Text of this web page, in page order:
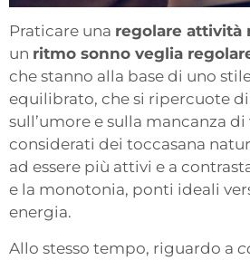
Praticare una regolare attività
un ritmo sonno veglia
che stanno alla base di uno
equilibrato, che si ripercuote
sull’umore e sulla mancanza di
considerati dei toccasana
ad essere più attivi e a
e la monotonia, ponti ideali
energia.
Allo stesso tempo, riguardo a